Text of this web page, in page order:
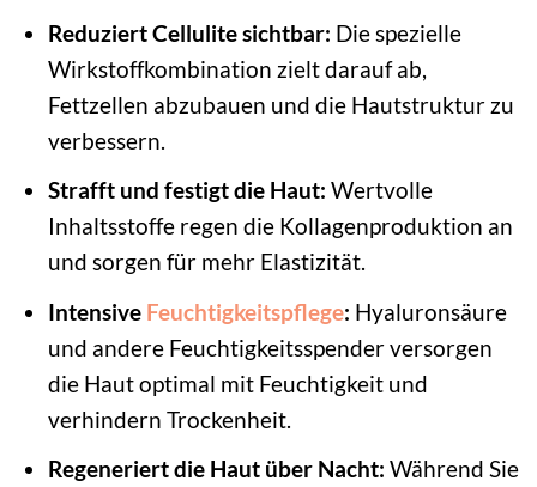
Reduziert Cellulite sichtbar: Die spezielle
Wirkstoffkombination zielt darauf ab,
Fettzellen abzubauen und die Hautstruktur zu
verbessern.
Strafft und festigt die Haut: Wertvolle
Inhaltsstoffe regen die Kollagenproduktion an
und sorgen für mehr Elastizität.
Intensive Feuchtigkeitspflege: Hyaluronsäure
und andere Feuchtigkeitsspender versorgen
die Haut optimal mit Feuchtigkeit und
verhindern Trockenheit.
Regeneriert die Haut über Nacht: Während Sie